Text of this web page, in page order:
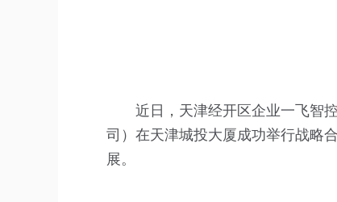
近日，天津经开区企业一飞智
司）在天津城投大厦成功举行战略
展。